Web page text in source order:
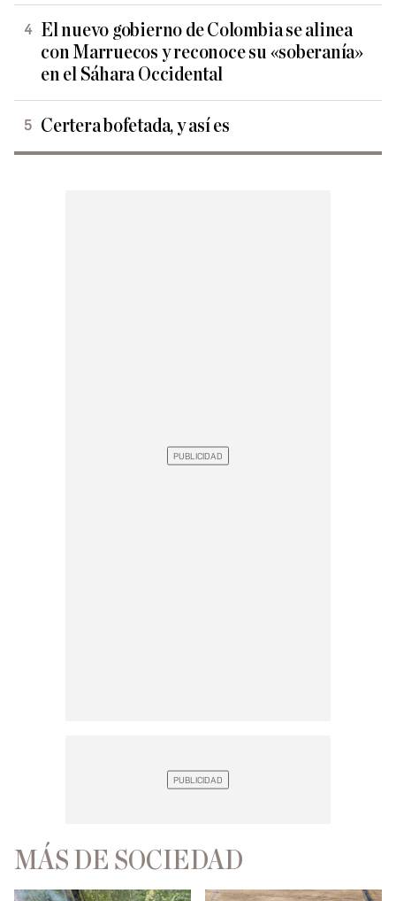
El nuevo gobierno de Colombia se alinea
con Marruecos y reconoce su «soberanía»
en el Sáhara Occidental
Certera bofetada, y así es
MÁS DE SOCIEDAD